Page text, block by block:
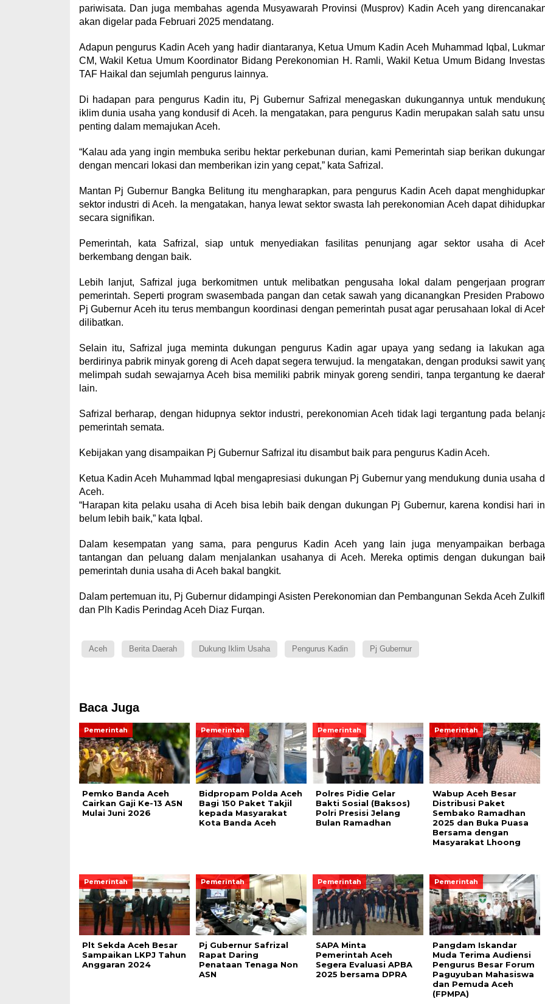
pariwisata. Dan juga membahas agenda Musyawarah Provinsi (Musprov) Kadin Aceh yang
akan digelar pada Februari 2025 mendatang.
Adapun pengurus Kadin Aceh yang hadir diantaranya, Ketua Umum Kadin Aceh Muhammad Iqbal,
CM, Wakil Ketua Umum Koordinator Bidang Perekonomian H. Ramli, Wakil Ketua Umum Bidang
TAF Haikal dan sejumlah pengurus lainnya.
Di hadapan para pengurus Kadin itu, Pj Gubernur Safrizal menegaskan dukungannya untuk
iklim dunia usaha yang kondusif di Aceh. Ia mengatakan, para pengurus Kadin merupakan salah satu
penting dalam memajukan Aceh.
“Kalau ada yang ingin membuka seribu hektar perkebunan durian, kami Pemerintah siap berikan
dengan mencari lokasi dan memberikan izin yang cepat,” kata Safrizal.
Mantan Pj Gubernur Bangka Belitung itu mengharapkan, para pengurus Kadin Aceh dapat
sektor industri di Aceh. Ia mengatakan, hanya lewat sektor swasta lah perekonomian Aceh dapat
secara signifikan.
Pemerintah, kata Safrizal, siap untuk menyediakan fasilitas penunjang agar sektor usaha di
berkembang dengan baik.
Lebih lanjut, Safrizal juga berkomitmen untuk melibatkan pengusaha lokal dalam pengerjaan
pemerintah. Seperti program swasembada pangan dan cetak sawah yang dicanangkan Presiden
Pj Gubernur Aceh itu terus membangun koordinasi dengan pemerintah pusat agar perusahaan lokal di
dilibatkan.
Selain itu, Safrizal juga meminta dukungan pengurus Kadin agar upaya yang sedang ia lakukan
berdirinya pabrik minyak goreng di Aceh dapat segera terwujud. Ia mengatakan, dengan produksi sawit
melimpah sudah sewajarnya Aceh bisa memiliki pabrik minyak goreng sendiri, tanpa tergantung ke
lain.
Safrizal berharap, dengan hidupnya sektor industri, perekonomian Aceh tidak lagi tergantung pada
pemerintah semata.
Kebijakan yang disampaikan Pj Gubernur Safrizal itu disambut baik para pengurus Kadin Aceh.
Ketua Kadin Aceh Muhammad Iqbal mengapresiasi dukungan Pj Gubernur yang mendukung dunia usaha
Aceh.
“Harapan kita pelaku usaha di Aceh bisa lebih baik dengan dukungan Pj Gubernur, karena kondisi hari
belum lebih baik,” kata Iqbal.
Dalam kesempatan yang sama, para pengurus Kadin Aceh yang lain juga menyampaikan
tantangan dan peluang dalam menjalankan usahanya di Aceh. Mereka optimis dengan dukungan
pemerintah dunia usaha di Aceh bakal bangkit.
Dalam pertemuan itu, Pj Gubernur didampingi Asisten Perekonomian dan Pembangunan Sekda Aceh
dan Plh Kadis Perindag Aceh Diaz Furqan.
Aceh Berita Daerah Dukung Iklim Usaha Pengurus Kadin Pj Gubernur
Baca Juga
Pemerintah
Pemko Banda Aceh
Cairkan Gaji Ke-13 ASN
Mulai Juni 2026
Pemerintah
Bidpropam Polda Aceh
Bagi 150 Paket Takjil
kepada Masyarakat
Kota Banda Aceh
Pemerintah
Polres Pidie Gelar
Bakti Sosial (Baksos)
Polri Presisi Jelang
Bulan Ramadhan
Pemerintah
Wabup Aceh Besar
Distribusi Paket
Sembako Ramadhan
2025 dan Buka Puasa
Bersama dengan
Masyarakat Lhoong
Pemerintah
Plt Sekda Aceh Besar
Sampaikan LKPJ Tahun
Anggaran 2024
Pemerintah
Pj Gubernur Safrizal
Rapat Daring
Penataan Tenaga Non
ASN
Pemerintah
SAPA Minta
Pemerintah Aceh
Segera Evaluasi APBA
2025 bersama DPRA
Pemerintah
Pangdam Iskandar
Muda Terima Audiensi
Pengurus Besar Forum
Paguyuban Mahasiswa
dan Pemuda Aceh
(FPMPA)